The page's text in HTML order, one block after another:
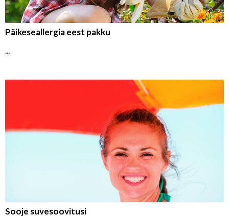
Päikeseallergia eest pakku
Sooje suvesoovitusi